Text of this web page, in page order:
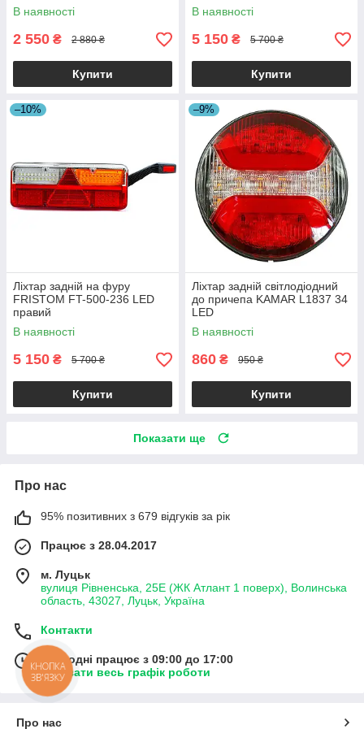
В наявності
2 550 ₴ 2 880 ₴
Купити
В наявності
5 150 ₴ 5 700 ₴
Купити
–10%
Ліхтар задній на фуру
FRISTOM FT-500-236 LED
правий
В наявності
5 150 ₴ 5 700 ₴
Купити
–9%
Ліхтар задній світлодіодний
до причепа KAMAR L1837 34
LED
В наявності
860 ₴ 950 ₴
Купити
Показати ще
Про нас
95% позитивних з 679 відгуків за рік
Працює з 28.04.2017
м. Луцьк
вулиця Рівненська, 25Е (ЖК Атлант 1 поверх), Волинська
область, 43027, Луцьк, Україна
Контакти
Сьогодні працює з 09:00 до 17:00
Показати весь графік роботи
Про нас
КНОПКА
ЗВ'ЯЗКУ